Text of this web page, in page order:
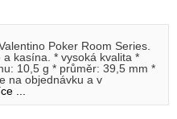
Poker Room Series.
kasína. * vysoká kvalita *
10,5 g * průměr: 39,5 mm *
na objednávku a v
...